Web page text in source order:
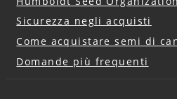
Sicurezza negli acquisti
Come acquistare semi di
Domande più frequenti